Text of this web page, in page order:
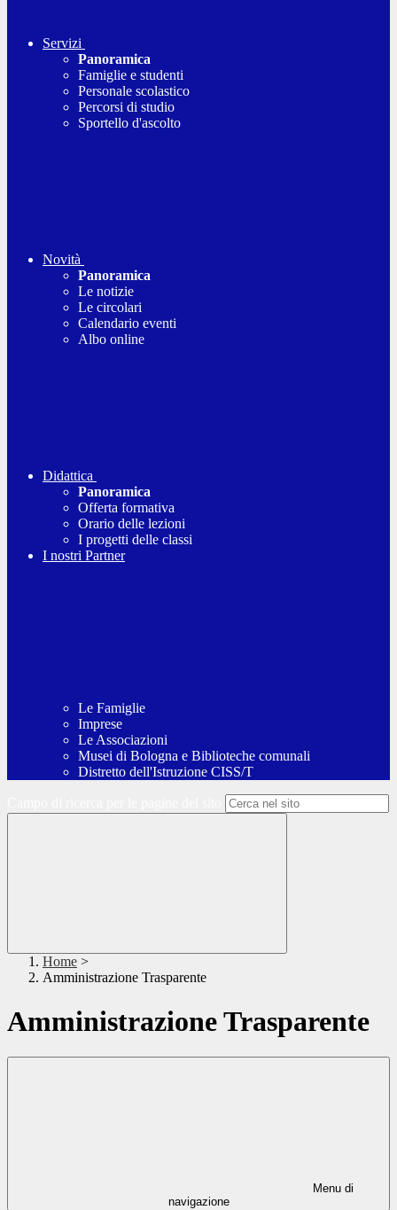
Servizi
Panoramica
Famiglie e studenti
Personale scolastico
Percorsi di studio
Sportello d'ascolto
Novità
Panoramica
Le notizie
Le circolari
Calendario eventi
Albo online
Didattica
Panoramica
Offerta formativa
Orario delle lezioni
I progetti delle classi
I nostri Partner
Le Famiglie
Imprese
Le Associazioni
Musei di Bologna e Biblioteche comunali
Distretto dell'Istruzione CISS/T
Home >
Amministrazione Trasparente
Amministrazione Trasparente
Menu di
navigazione